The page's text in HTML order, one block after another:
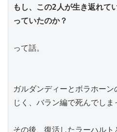
もし、この2人が生き返れて
っていたのか？
って話。
ガルダンディーとボラホー
じく、バラン編で死んでしま
その後、復活したラーハルト